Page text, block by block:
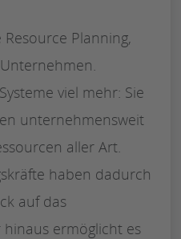
Planning,
viel mehr: Sie
unternehmensweit
aller Art.
haben dadurch
auf das
ermöglicht es